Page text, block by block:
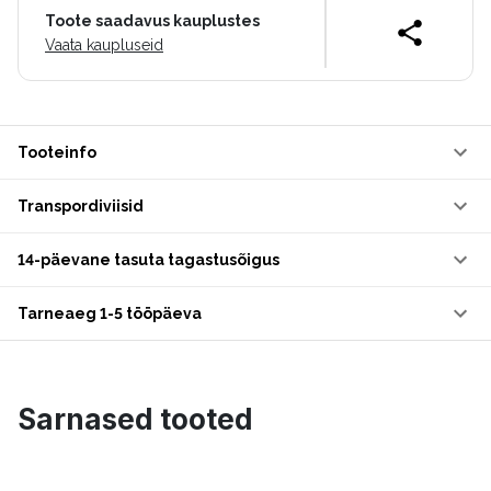
Toote saadavus kauplustes
Vaata kaupluseid
Tooteinfo
Transpordiviisid
14-päevane tasuta tagastusõigus
Tarneaeg 1-5 tööpäeva
Sarnased tooted